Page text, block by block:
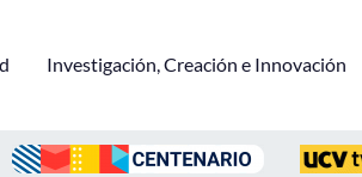
Investigación, Creación e Innovación